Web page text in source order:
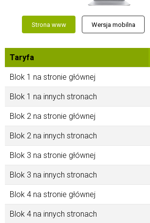
Strona www Wersja mobilna
Taryfa
Blok 1 na stronie głównej
Blok 1 na innych stronach
Blok 2 na stronie głównej
Blok 2 na innych stronach
Blok 3 na stronie głównej
Blok 3 na innych stronach
Blok 4 na stronie głównej
Blok 4 na innych stronach